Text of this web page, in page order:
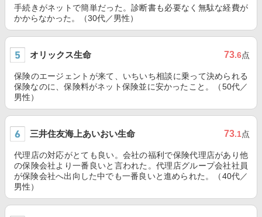
手続きがネットで簡単だった。診断書も必要なく無駄な経費が
かからなかった。（30代／男性）
オリックス生命 73.6点
保険のエージェントが来て、いちいち相談に乗って決められる
保険なのに、保険料がネット保険並に安かったこと。（50代／
男性）
三井住友海上あいおい生命 73.1点
代理店の対応がとても良い。会社の福利で保険代理店があり他
の保険会社より一番良いと言われた。代理店グループ会社社員
が保険会社へ出向した中でも一番良いと進められた。（40代／
男性）